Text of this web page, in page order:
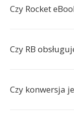
Czy Rocket
Czy RB
Czy konwersja